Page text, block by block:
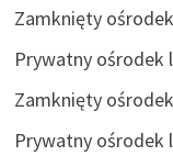
Zamknięty
Prywatny ośrodek
Zamknięty
Prywatny ośrodek